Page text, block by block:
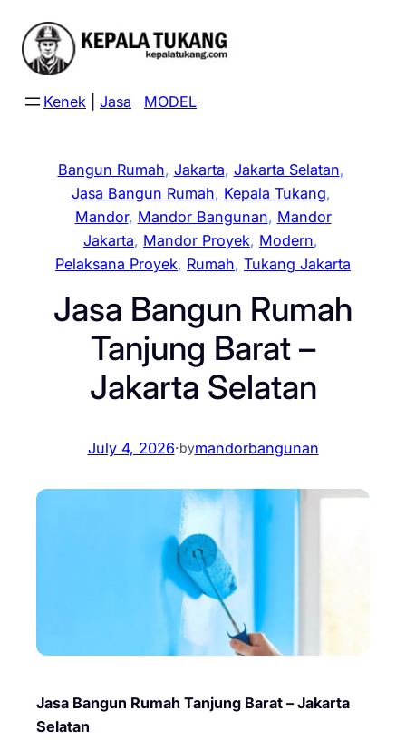
content
Kenek Jasa MODEL
Bangun Rumah, Jakarta, Jakarta Selatan
Jasa Bangun Rumah, Kepala Tukang
Mandor, Mandor Bangunan, Mandor
Jakarta, Mandor Proyek, Modern
Pelaksana Proyek, Rumah, Tukang Jakarta
Jasa Bangun Rumah
Tanjung Barat –
Jakarta Selatan
July 4, 2026·bymandorbangunan
Jasa Bangun Rumah Tanjung Barat – Jakarta
Selatan